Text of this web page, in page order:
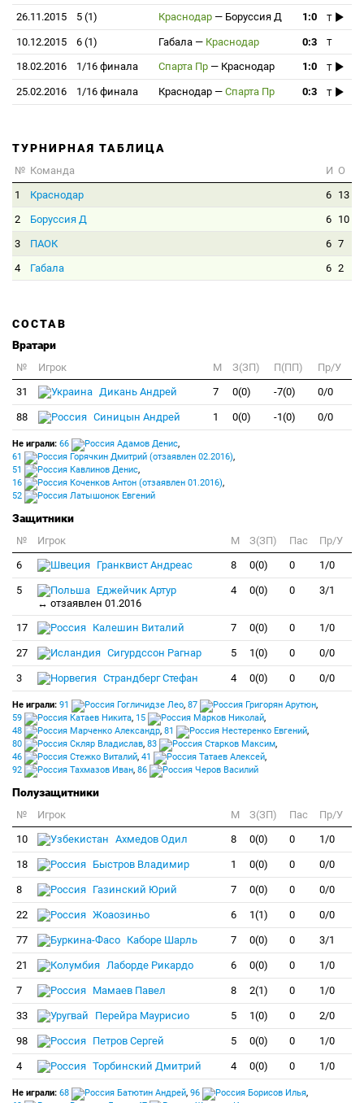
26.11.2015 5 (1) Краснодар — Боруссия Д 1:0 T
10.12.2015 6 (1) Габала — Краснодар 0:3 T
18.02.2016 1/16 финала Спарта Пр — Краснодар 1:0 T
25.02.2016 1/16 финала Краснодар — Спарта Пр 0:3 T
ТУРНИРНАЯ ТАБЛИЦА
№ Команда И О
1
Краснодар 6 13
2
Боруссия Д 6 10
3
ПАОК 6 7
4
Габала 6 2
СОСТАВ
Вратари
№ Игрок M З(ЗП) П(ПП)
Пр/У
31
Дикань Андрей 7 0(0) -7(0) 0/0
88 Синицын Андрей 1 0(0) -1(0) 0/0
Не играли: 66 Адамов Денис,
61
Горячкин Дмитрий (отзаявлен 02.2016),
51
Кавлинов Денис,
16
Коченков Антон (отзаявлен 01.2016),
52
Латышонок Евгений
Защитники
№ Игрок M З(ЗП) Пас
Пр/У
6
Гранквист Андреас 8 0(0) 0 1/0
5
Еджейчик Артур
↔ отзаявлен 01.2016
4 0(0) 0 3/1
17 Калешин Виталий 7 0(0) 0 1/0
27 Сигурдссон Рагнар 5 1(0) 0 0/0
3 Страндберг Стефан 4 0(0) 0 0/0
Не играли: 91 Гогличидзе Лео, 87 Григорян Арутюн,
59
Катаев Никита, 15 Марков Николай,
48
Марченко Александр, 81 Нестеренко Евгений,
80
Скляр Владислав, 83 Старков Максим,
46
Стежко Виталий, 41 Татаев Алексей,
92
Тахмазов Иван, 86 Черов Василий
Полузащитники
№ Игрок M З(ЗП) Пас
Пр/У
10
Ахмедов Одил 8 0(0) 0 1/0
18 Быстров Владимир 1 0(0) 0 0/0
8 Газинский Юрий 7 0(0) 0 0/0
22 Жоаозиньо 6 1(1) 0 0/0
77 Каборе Шарль 7 0(0) 0 3/1
21 Лаборде Рикардо 6 0(0) 0 1/0
7 Мамаев Павел 8 2(1) 0 1/0
33 Перейра Маурисио 5 1(0) 0 2/0
98 Петров Сергей 5 0(0) 0 1/0
4 Торбинский Дмитрий 4 0(0) 0 1/0
Не играли: 68 Батютин Андрей, 96 Борисов Илья,